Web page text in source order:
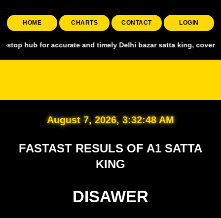
HOME CHARTS CONTACT LOGIN
accurate and timely Delhi bazar satta king, covering all
August 7, 2026, 3:32:50 AM
FASTAST RESULS OF A1 SATTA
KING
DISAWER